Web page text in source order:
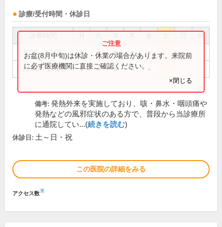
診療/受付時間・休診日
祝
9:00～12:00 ● ● ● ● ●
12:00～17:00 ● ● ● ●
お盆(8月中旬)は休診・休業の場合があります。来院前
に必ず医療機関に直接ご確認ください。
×閉じる
備考: 発熱外来を実施しており、咳・鼻水・咽頭痛や
発熱などの風邪症状のある方で、普段から当診療所
に通院してい...(続きを読む)
休診日: 土～日・祝
この医院の詳細をみる
アクセス数※